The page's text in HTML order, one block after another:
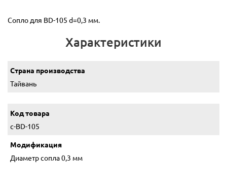
Сопло для ВD-105 d=0,3 мм.
Характеристики
Страна производства
Тайвань
Код товара
c-ВD-105
Модификация
Диаметр сопла 0,3 мм